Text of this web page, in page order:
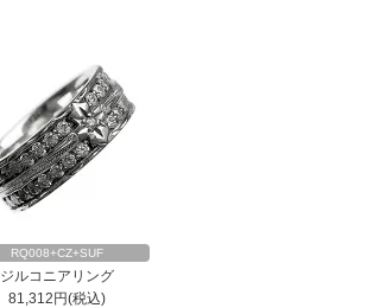
RQ008+CZ+SUF
ジルコニアリング
81,312円(税込)